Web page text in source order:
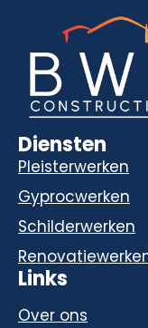
Diensten
Pleisterwerken
Gyprocwerken
Schilderwerken
Links
Over ons